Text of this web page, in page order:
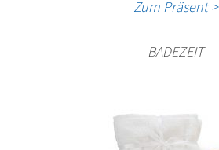
Zum Präsent >
BADEZEIT